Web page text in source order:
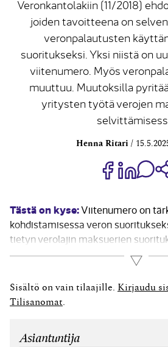
Veronkantolakiin (11/2018)
joiden tavoitteena on
veronpalautusten
suoritukseksi. Yksi niistä on
viitenumero. Myös
muuttuu. Muutoksilla
yritysten työtä verojen
Henna Ritari
Jaa Share on
Jaa
Tästä on kyse:Viitenumero on
kohdistamisessa veron
tietyn verolajin maksuerien
käytetään kyseisen verolajin
käytetään veron suoritukseksi eri
mihin verolajiin maksu on
tuloveron tai kiinteistöveron
Lue
Sisältö on vain tilaajille. Kirjaudu
Tilisanomat
Asiantuntija